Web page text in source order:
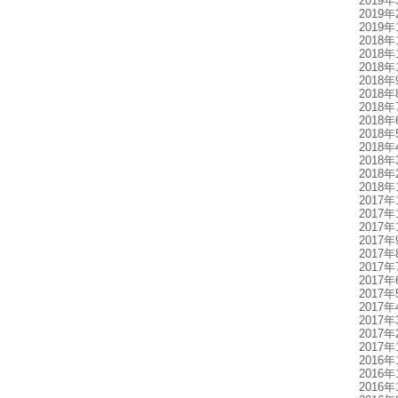
2019年
2019年
2018年
2018年
2018年
2018年
2018年
2018年
2018年
2018年
2018年
2018年
2018年
2018年
2017年
2017年
2017年
2017年
2017年
2017年
2017年
2017年
2017年
2017年
2017年
2017年
2016年
2016年
2016年